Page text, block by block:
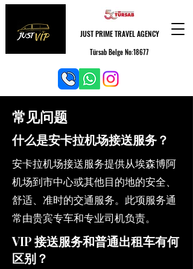
JUST PRIME TRAVEL AGENCY
Türsab Belge No:18677
常见问题
什么是安卡拉机场接送服务？
安卡拉机场接送服务提供从埃森博阿
机场到市中心或其他目的地的安全、
舒适、准时的交通服务。此项服务通
常由贵宾专车和专业司机负责。
VIP 接送服务和普通出租车有何
区别？